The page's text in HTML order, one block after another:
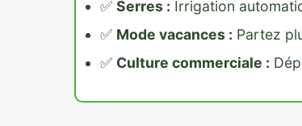
✅ Serres : Irrigation
✅ Mode vacances : Partez
✅ Culture commerciale :